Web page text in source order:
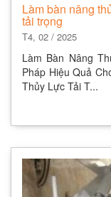
Làm bàn nâng
tải trọng
T4, 02 / 2025
Làm Bàn Nâng
Pháp Hiệu Quả
Thủy Lực Tải T...